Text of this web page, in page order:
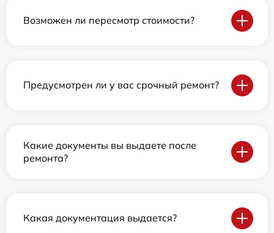
Возможен ли пересмотр стоимости?
Предусмотрен ли у вас срочный ремонт?
Какие документы вы выдаете после
ремонта?
Какая документация выдается?